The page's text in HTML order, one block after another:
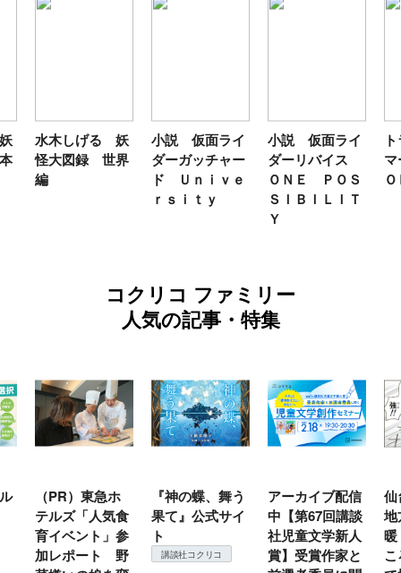
水木しげる 妖
怪大図録 世界
編
小説 仮面ライ
ダーガッチャー
ド Ｕｎｉｖｅ
ｒｓｉｔｙ
小説 仮面ライ
ダーリバイス
ＯＮＥ ＰＯＳ
ＳＩＢＩＬＩＴ
Ｙ
コクリコ ファミリー
人気の記事・特集
（PR）東急ホ
テルズ「人気食
育イベント」参
加レポート 野
『神の蝶、舞う
果て』公式サイ
ト
講談社コクリコ
アーカイブ配信
中【第67回講談
社児童文学新人
賞】受賞作家と
仙
地